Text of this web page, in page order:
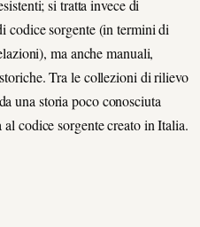
si tratta invece di
codice sorgente (in termini di
ma anche manuali,
Tra le collezioni di rilievo
una storia poco conosciuta
codice sorgente creato in Italia.